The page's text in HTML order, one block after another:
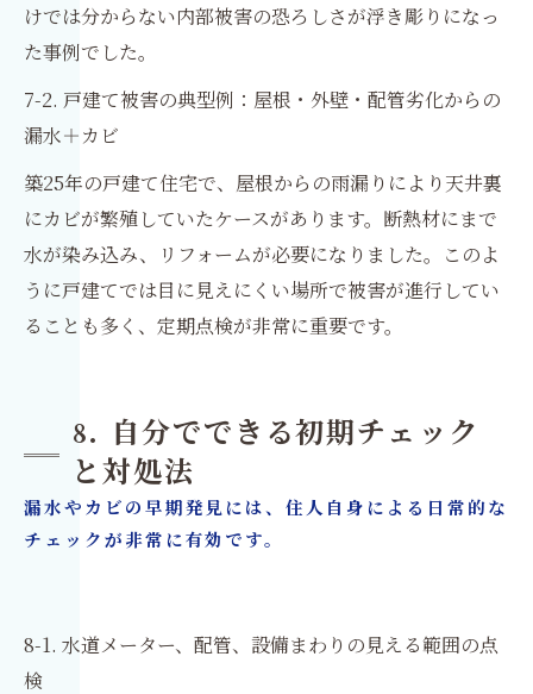
けでは分からない内部被害の恐ろしさが浮き彫りになっ
た事例でした。
7-2. 戸建て被害の典型例：屋根・外壁・配管劣化からの
漏水＋カビ
築25年の戸建て住宅で、屋根からの雨漏りにより天井裏
にカビが繁殖していたケースがあります。断熱材にまで
水が染み込み、リフォームが必要になりました。このよ
うに戸建てでは目に見えにくい場所で被害が進行してい
ることも多く、定期点検が非常に重要です。
8. 自分でできる初期チェック
と対処法
漏水やカビの早期発見には、住人自身による日常的な
チェックが非常に有効です。
8-1. 水道メーター、配管、設備まわりの見える範囲の点
検